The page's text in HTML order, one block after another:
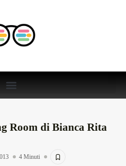
Room di Bianca Rita
4 Minuti